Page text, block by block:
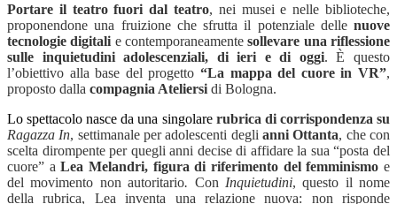
Portare il teatro fuori dal teatro, nei musei e nelle biblioteche,
proponendone una fruizione che sfrutta il potenziale delle nuove
tecnologie digitali e contemporaneamentesollevare una riflessione
sulle inquietudini adolescenziali, di ieri e di oggi. È questo
l’obiettivo alla base del progetto “La mappa del cuore in VR”,
proposto dalla compagnia Ateliersi di Bologna.
Lo spettacolo nasce da una singolare rubrica di corrispondenza su
Ragazza In, settimanale per adolescenti deglianni Ottanta, che con
scelta dirompente per quegli anni decise di affidare la sua “posta del
cuore” aLea Melandri, figura di riferimento del femminismo e
del movimento non autoritario. Con Inquietudini, questo il nome
della rubrica, Lea inventa una relazione nuova: non risponde